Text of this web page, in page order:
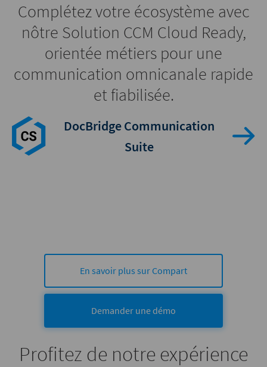
Complétez votre écosystème avec
nôtre Solution CCM Cloud Ready,
orientée métiers pour une
communication omnicanale rapide
et fiabilisée.
DocBridge Communication
Suite
En savoir plus sur Compart
Demander une démo
Profitez de notre expérience